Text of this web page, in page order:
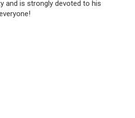
and is strongly devoted to his